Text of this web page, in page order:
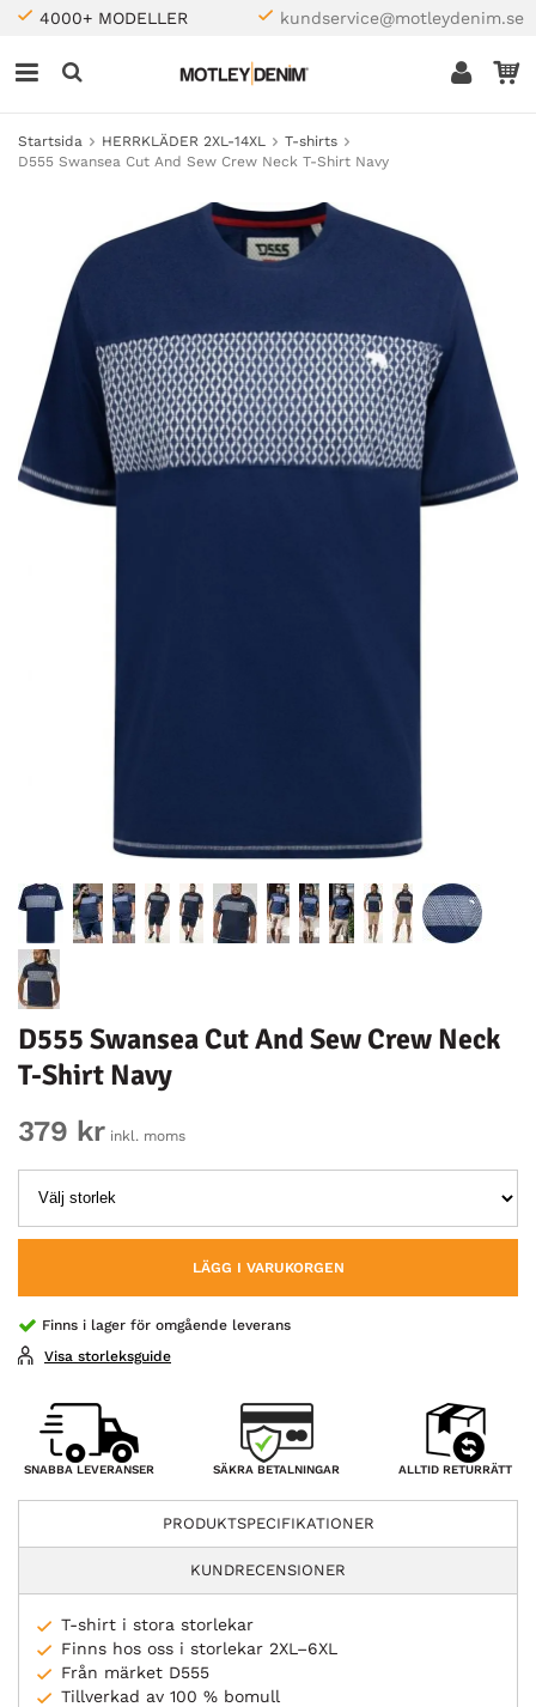
4000+ MODELLER kundservice@motleydenim.se
Startsida HERRKLÄDER 2XL-14XL
T-shirts
D555 Swansea Cut And Sew Crew Neck T-Shirt Navy
D555 Swansea Cut And Sew Crew Neck
T-Shirt Navy
379 kr inkl. moms
LÄGG I VARUKORGEN
Finns i lager för omgående leverans
Visa storleksguide
SNABBA LEVERANSER SÄKRA BETALNINGAR ALLTID RETURRÄTT
PRODUKTSPECIFIKATIONER
KUNDRECENSIONER
T-shirt i stora storlekar
Finns hos oss i storlekar 2XL–6XL
Från märket D555
Tillverkad av 100 % bomull